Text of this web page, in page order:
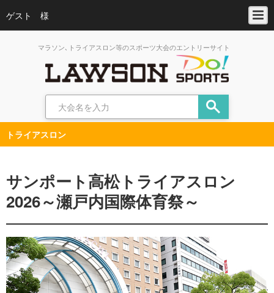
ゲスト 様
マラソン､トライアスロン等のスポーツ大会のエントリーサイト
トライアスロン
サンポート高松トライアスロン
2026～瀬戸内国際体育祭～